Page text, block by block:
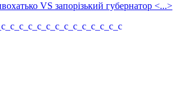
VS запорізький губернатор <...>